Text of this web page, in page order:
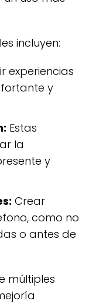
incluyen:
experiencias
y
Estas
la
y
Crear
como no
o antes de
múltiples